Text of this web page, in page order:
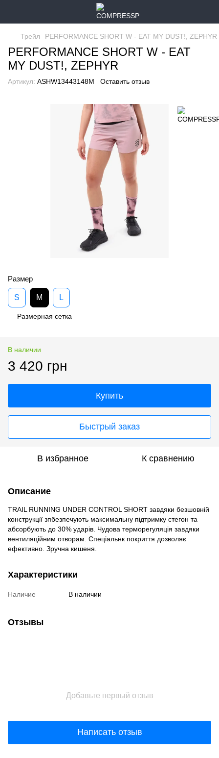
Трейл PERFORMANCE SHORT W - EAT MY DUST!, ZEPHYR
PERFORMANCE SHORT W - EAT
MY DUST!, ZEPHYR
Артикул: ASHW13443148M Оставить отзыв
Размер
S M L
Размерная сетка
В наличии
3 420 грн
Купить
Быстрый заказ
В избранное К сравнению
Описание
TRAIL RUNNING UNDER CONTROL SHORT завдяки безшовній
конструкції зпбезпечують максимальну підтримку стегон та
абсорбують до 30% ударів. Чудова терморегуляція завдяки
вентиляційним отворам. Спеціальнк покриття дозволяє
ефективно. Зручна кишеня.
Характеристики
Наличие В наличии
Отзывы
Добавьте первый отзыв
Написать отзыв